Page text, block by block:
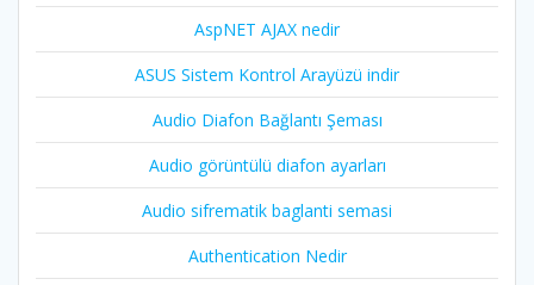
AspNET AJAX nedir
ASUS Sistem Kontrol Arayüzü indir
Audio Diafon Bağlantı Şeması
Audio görüntülü diafon ayarları
Audio sifrematik baglanti semasi
Authentication Nedir